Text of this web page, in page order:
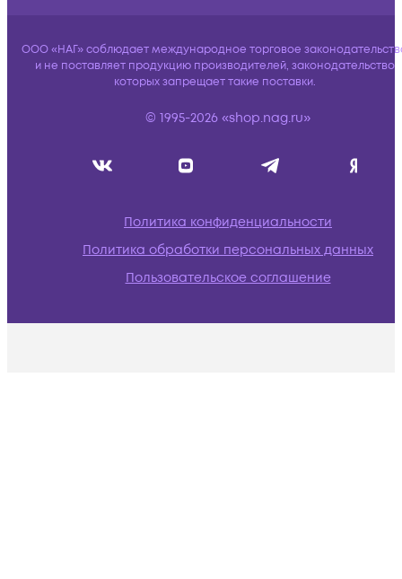
ООО «НАГ» соблюдает международное торговое
и не поставляет продукцию производителей, законодательство
которых запрещает такие поставки.
© 1995-2026 «shop.nag.ru»
Политика конфиденциальности
Политика обработки персональных данных
Пользовательское соглашение